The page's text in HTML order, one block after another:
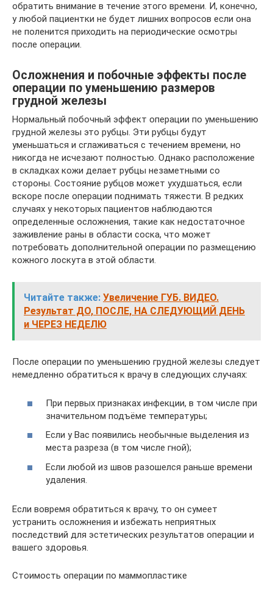
обратить внимание в течение этого времени. И, конечно,
у любой пациентки не будет лишних вопросов если она
не поленится приходить на периодические осмотры
после операции.
Осложнения и побочные эффекты после
операции по уменьшению размеров
грудной железы
Нормальный побочный эффект операции по уменьшению
грудной железы это рубцы. Эти рубцы будут
уменьшаться и сглаживаться с течением времени, но
никогда не исчезают полностью. Однако расположение
в складках кожи делает рубцы незаметными со
стороны. Состояние рубцов может ухудшаться, если
вскоре после операции поднимать тяжести. В редких
случаях у некоторых пациентов наблюдаются
определенные осложнения, такие как недостаточное
заживление раны в области соска, что может
потребовать дополнительной операции по размещению
кожного лоскута в этой области.
Читайте также: Увеличение ГУБ. ВИДЕО.
Результат ДО, ПОСЛЕ, НА СЛЕДУЮЩИЙ ДЕНЬ
и ЧЕРЕЗ НЕДЕЛЮ
После операции по уменьшению грудной железы следует
немедленно обратиться к врачу в следующих случаях:
При первых признаках инфекции, в том числе при
значительном подъёме температуры;
Если у Вас появились необычные выделения из
места разреза (в том числе гной);
Если любой из швов разошелся раньше времени
удаления.
Если вовремя обратиться к врачу, то он сумеет
устранить осложнения и избежать неприятных
последствий для эстетических результатов операции и
вашего здоровья.
Стоимость операции по маммопластике